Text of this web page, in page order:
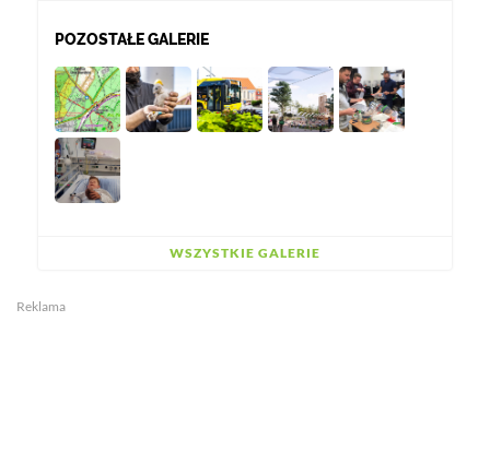
POZOSTAŁE GALERIE
WSZYSTKIE GALERIE
Reklama